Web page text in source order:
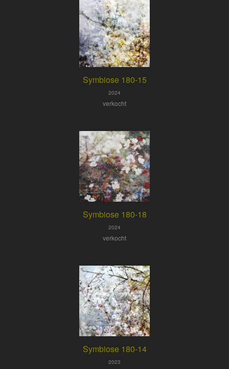
Symbiose 180-15
2024
verkocht
Symbiose 180-18
2024
verkocht
Symbiose 180-14
2023